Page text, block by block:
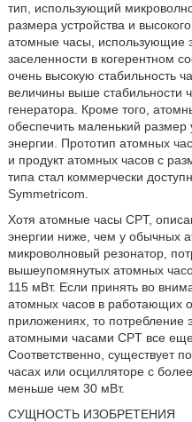
тип, использующий
размера устройства и
атомные часы, использующие
заселенности в когерентном
очень высокую стабильность
величины выше стабильности
генератора. Кроме того,
обеспечить маленький размер
энергии. Прототип атомных
и продукт атомных часов с
типа стал коммерчески
Symmetricom.
Хотя атомные часы CPT,
энергии ниже, чем у обычных
микроволновый резонатор,
вышеупомянутых атомных
115 мВт. Если принять во
атомных часов в работающих
приложениях, то
атомными часами CPT все
Соответственно, существует
часах или осцилляторе с
меньше чем 30 мВт.
СУЩНОСТЬ ИЗОБРЕТЕНИЯ